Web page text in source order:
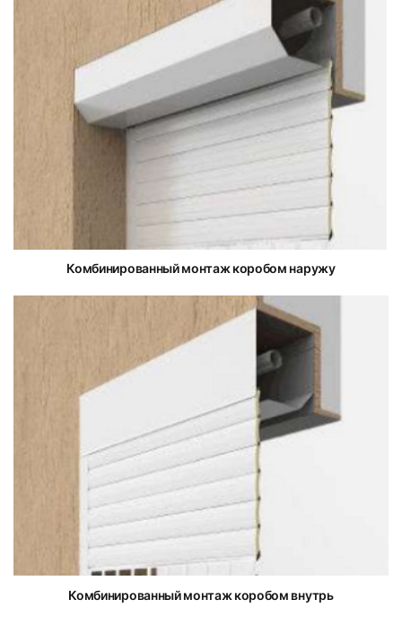
Комбинированный монтаж коробом наружу
Комбинированный монтаж коробом внутрь